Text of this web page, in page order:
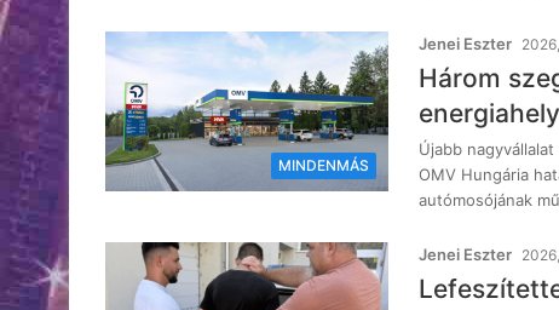
MINDENMÁS
Jenei Eszter
Három
Újabb
OMV Hungária
autómosójának
Jenei Eszter